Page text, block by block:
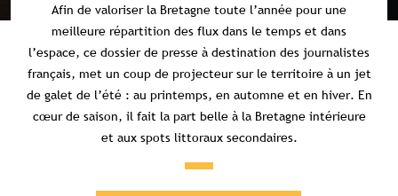
Afin de valoriser la Bretagne toute l’année pour une
meilleure répartition des flux dans le temps et dans
l’espace, ce dossier de presse à destination des journalistes
français, met un coup de projecteur sur le territoire à un jet
de galet de l’été : au printemps, en automne et en hiver. En
cœur de saison, il fait la part belle à la Bretagne intérieure
et aux spots littoraux secondaires.